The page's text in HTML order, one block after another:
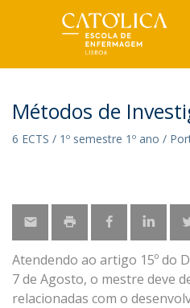
Métodos de
6 ECTS / 1º semestre 1º ano /
Atendendo ao artigo 15º do
7 de Agosto, o mestre deve
relacionadas com o